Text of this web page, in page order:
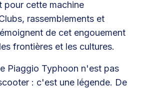
pour cette machine
rassemblements et
de cet engouement
frontières et les cultures.
Piaggio Typhoon n'est pas
: c'est une légende. De